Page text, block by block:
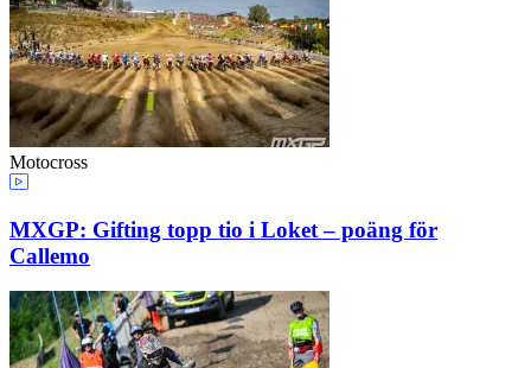
Motocross
MXGP: Gifting topp tio i Loket – poäng för
Callemo